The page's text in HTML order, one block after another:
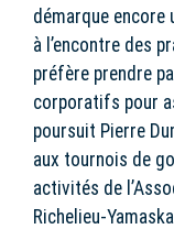
démarque encore
à l’encontre des
préfère prendre
corporatifs pour
poursuit Pierre
aux tournois de
activités de
Richelieu-